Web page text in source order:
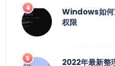
Windows如何
权限
2022年最新整